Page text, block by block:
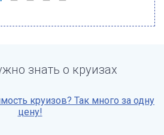
знать о круизах
круизов? Так много за одну
цену!